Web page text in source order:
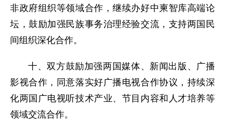
非政府组织等领域合作，继续办好中柬智库高端论
坛，鼓励加强民族事务治理经验交流，支持两国民
间组织深化合作。
十、双方鼓励加强两国媒体、新闻出版、广播
影视合作，同意落实好广播电视合作协议，持续深
化两国广电视听技术产业、节目内容和人才培养等
领域交流合作。